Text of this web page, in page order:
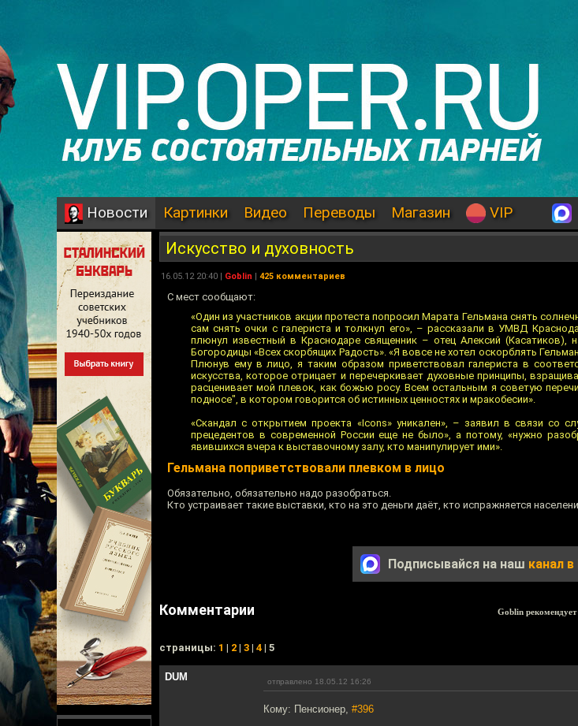
Новости Картинки Видео Переводы Магазин VIP
Искусство и духовность
16.05.12 20:40 | Goblin | 425 комментариев
С мест сообщают:
«Один из участников акции протеста попросил Марата Гельмана снять
сам снять очки с галериста и толкнул его», – рассказали в УМВД
плюнул известный в Краснодаре священник – отец Алексий (Касатиков),
Богородицы «Всех скорбящих Радость». «Я вовсе не хотел оскорблять
Плюнув ему в лицо, я таким образом приветствовал галериста в
искусства, которое отрицает и перечеркивает духовные принципы,
расценивает мой плевок, как божью росу. Всем остальным я советую
подносе", в котором говорится об истинных ценностях и мракобесии».
«Скандал с открытием проекта «Icons» уникален», – заявил в связи со
прецедентов в современной России еще не было», а потому, «нужно
явившихся вчера к выставочному залу, кто манипулирует ими».
Гельмана поприветствовали плевком в лицо
Обязательно, обязательно надо разобраться.
Кто устраивает такие выставки, кто на это деньги даёт, кто испражняется
Подписывайся на наш канал в
Комментарии Goblin рекомендует
cтраницы: 1 | 2 | 3 | 4 | 5
DUM отправлено 18.05.12 16:26
Кому: Пенсионер, #396